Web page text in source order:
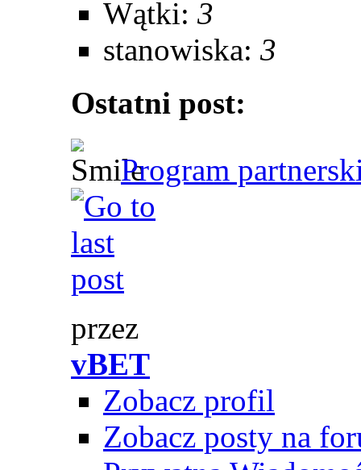
Wątki: 3
stanowiska: 3
Ostatni post:
Program
przez
vBET
Zobacz profil
Zobacz posty na